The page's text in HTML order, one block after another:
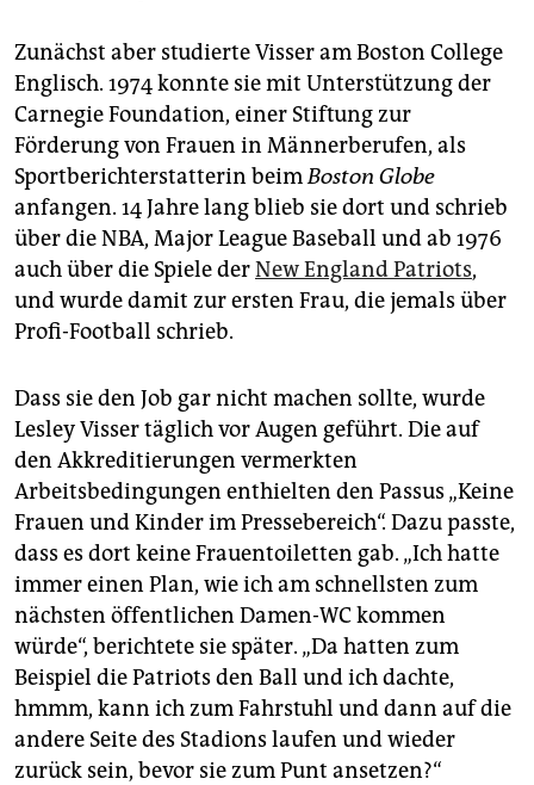
Zunächst aber studierte Visser am Boston College
Englisch. 1974 konnte sie mit Unterstützung der
Carnegie Foundation, einer Stiftung zur
Förderung von Frauen in Männerberufen, als
Sportberichterstatterin beimBoston Globe
anfangen. 14 Jahre lang blieb sie dort und schrieb
über die NBA, Major League Baseball und ab 1976
auch über die Spiele derNew England Patriots,
und wurde damit zur ersten Frau, die jemals über
Profi-Football schrieb.
Dass sie den Job gar nicht machen sollte, wurde
Lesley Visser täglich vor Augen geführt. Die auf
den Akkreditierungen vermerkten
Arbeitsbedingungen enthielten den Passus „Keine
Frauen und Kinder im Pressebereich“. Dazu passte,
dass es dort keine Frauentoiletten gab. „Ich hatte
immer einen Plan, wie ich am schnellsten zum
nächsten öffentlichen Damen-WC kommen
würde“, berichtete sie später. „Da hatten zum
Beispiel die Patriots den Ball und ich dachte,
hmmm, kann ich zum Fahrstuhl und dann auf die
andere Seite des Stadions laufen und wieder
zurück sein, bevor sie zum Punt ansetzen?“